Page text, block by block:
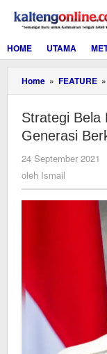
konten
HOME
UTAMA
Home » FEATURE »
Strategi Bela
Generasi
24 September 2021
oleh Ismail